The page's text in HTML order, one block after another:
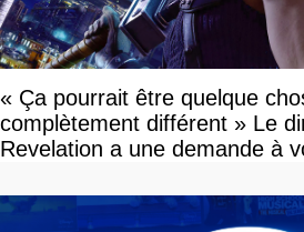
« Ça pourrait être quelque
complètement différent » Le
Revelation a une demande à